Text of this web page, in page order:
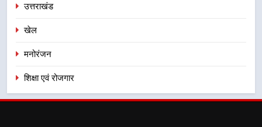
उत्तराखंड
खेल
मनोरंजन
शिक्षा एवं रोजगार